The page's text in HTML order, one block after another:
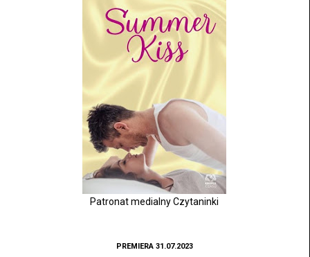
Patronat medialny Czytaninki
PREMIERA 31.07.2023